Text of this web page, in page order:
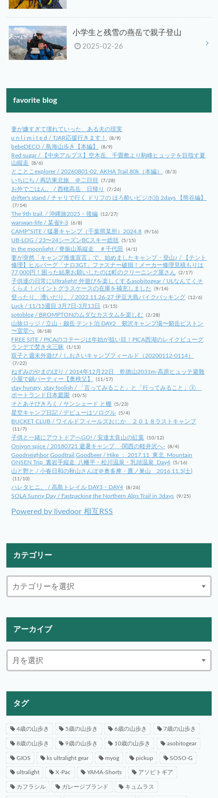
小学生と残雪の燕岳で親子登山
2025-02-26
favorite blog
妻が嫌すぎて壊れていった、ある夫の現実
u n l i m i t e d / TJAR応援行きます！
(8/9)
bebeDECO / 鳥海山歩き【本編】 (8/9)
Red sugar / 【中央アルプス】空木岳、千畳敷より駒峰ヒュッテを目指す夏
山縦走
(8/6)
とことこexplorer / 20260801-02_AKHA Trail 80k（本編） (8/3)
いちにち / 再訪東北旅 ＠二日目 (7/28)
お外でごはん。 / 西穂高岳 日帰り (7/26)
drifter's stand / チャリで行く ドリフの ほろ酔いビジホ泊 2days 【熊谷編】
(7/14)
The 9th trail. / 沖縄旅2025・後編 (12/27)
wanwan-life / 某省9-3 (6/8)
CAMP*SITE / 猛暑キャンプ（千葉県某所）2024.8 (9/16)
UB-LOG / 23〜24シーズンBCスキー総括 (5/15)
In the moonlight / 脊振山系縦走 ＃千代田 (4/1)
妻が突然「キャンプ推進宣言」で、始めましたキャンプ・登山♪ / 【テント
修理】ヒルバーグ「ナロ3GT」ファスナー破損！メーカー修理見積もりは
77,000円！困った結果お願いしたのは町のクリーニング屋さん
(2/17)
子供達の日常にUltralight! 外遊びを楽しくするasobitogear / ULなんてくそ
くらえ！パイントグラスケースの在庫を補充しました
(9/14)
登ったり、漕いだり。 / 2022.11.26-27 伊豆大島バイクパッキング (12/6)
Luck / 11/15週目 3月7日-3月13日 (3/15)
sotoblog / BROMPTONのムダなカスタムを楽しむ (2/28)
山旅ロッジ / 立山・劔岳 テント泊 DAY2 剱沢キャンプ場〜剱岳ピストン
〜室堂へ (8/18)
FREE SITE / PICAのコテージは年始が狙い目！PICA西湖のレイクビューグ
ランデで焚き火三昧
(1/13)
双子と週末外遊び / しおさいキャンプフィールド（20200112-0114）
(7/22)
ねずみのやまのぼり / 2014年12月22日 乾徳山2031m-高原ヒュッテ避難
小屋で鍋パーティー【奥秩父】
(11/17)
stay hungry, stay foolish / 「言ってみること」と「行ってみること」②
ポートランド日本庭園
(10/5)
そとあそびきろく / サンシェード と棚 (5/23)
星空キャンプ日記 / デビューはソログル (5/4)
BUCKET CLUB / ワイルドフィールズおじか ２０１８ラストキャンプ
(11/7)
子供と一緒にアウトドアへGO! / 安達太良山の紅葉 (10/12)
Oniyon spice / 20180721 避暑キャンプ -関西の軽井沢へ- (8/4)
Goodneighbor,Goodtrail,Goodbeer / Hike ： 2017.11_東北_Mountain
ONSEN Trip_裏岩手縦走_八幡平・松川温泉・乳頭温泉_Day4 (5/16)
山と野と / 小春日和の秋山さんぽ＠奥多摩・鷹ノ巣山 2016.11.5(土)
(11/10)
ハレタヒニ。 / 高島トレイル DAY3・DAY4 (8/26)
SOLA Sunny Day / Fastpacking the Northern Alps Trail in 3days (9/25)
Powered by livedoor 相互RSS
カテゴリー
アーカイブ
タグ
4歳の山歩き 5歳の山歩き 6歳の山歩き 7歳の山歩き
8歳の山歩き 9歳の山歩き 10歳の山歩き asobitogear
GIOS ks ultralight gear myog pickup SOSO-G
ultralight X-Pac YAMA-Shorts アソビトギア
カフラシル ガレージブランド キュムラス